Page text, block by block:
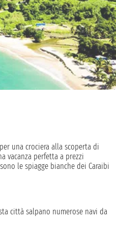
una crociera alla scoperta di
vacanza perfetta a prezzi
le spiagge bianche dei Caraibi
città salpano numerose navi da
le isole Vergini, Barbados
nella barriera corallina,